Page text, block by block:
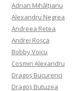
Adrian Mihălțianu
Alexandru Negrea
Andreea Retea
Andrei Roșca
Bobby Voicu
Cosmin Alexandru
Dragoș Bucurenci
Dragoș Butuzea